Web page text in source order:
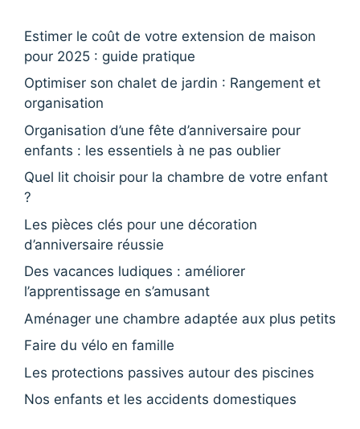
Estimer le coût de votre extension de maison
pour 2025 : guide pratique
Optimiser son chalet de jardin : Rangement et
organisation
Organisation d’une fête d’anniversaire pour
enfants : les essentiels à ne pas oublier
Quel lit choisir pour la chambre de votre enfant
?
Les pièces clés pour une décoration
d’anniversaire réussie
Des vacances ludiques : améliorer
l’apprentissage en s’amusant
Aménager une chambre adaptée aux plus petits
Faire du vélo en famille
Les protections passives autour des piscines
Nos enfants et les accidents domestiques